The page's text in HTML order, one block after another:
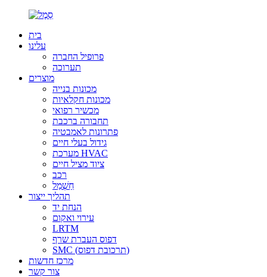
בית
עלינו
פרופיל החברה
תערוכה
מוצרים
מכונות בנייה
מכונות חקלאיות
מכשיר רפואי
תחבורה ברכבת
פתרונות לאמבטיה
גידול בעלי חיים
מערכת HVAC
ציוד מציל חיים
רכב
חַשְׁמַל
תהליך ייצור
הנחת יד
עירוי ואקום
LRTM
דפוס העברת שרף
SMC (תרכובת דפוס)
מרכז חדשות
צור קשר